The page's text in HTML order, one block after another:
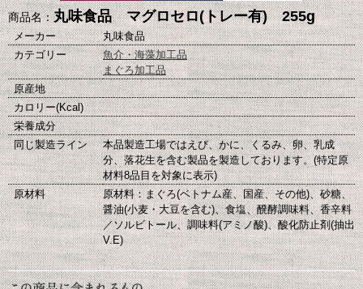
商品名：丸味食品 マグロセロ(トレー有) 255g
メーカー
丸味食品
カテゴリー
魚介・海藻加工品
まぐろ加工品
原産地
カロリー(Kcal)
栄養成分
同じ製造ライン
本品製造工場ではえび、かに、くるみ、卵、乳成
分、落花生を含む製品を製造しております。(特定原
材料8品目を対象に表示)
原材料
原材料：まぐろ(ベトナム産、国産、その他)、砂糖、
醤油(小麦・大豆を含む)、食塩、醗酵調味料、香辛料
／ソルビトール、調味料(アミノ酸)、酸化防止剤(抽出
V.E)